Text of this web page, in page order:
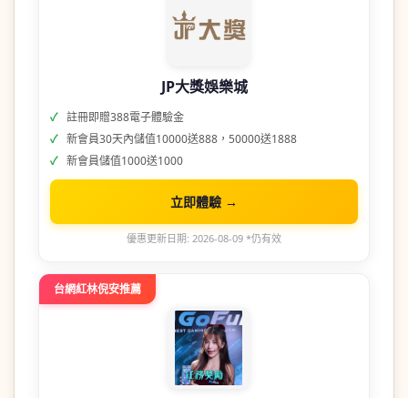
JP大獎娛樂城
註冊即贈388電子體驗金
新會員30天內儲值10000送888，50000送1888
新會員儲值1000送1000
立即體驗 →
優惠更新日期: 2026-08-09 *仍有效
台網紅林倪安推薦